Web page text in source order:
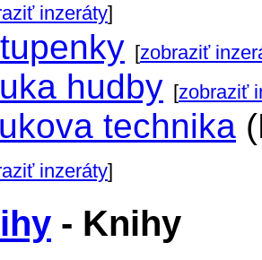
inzeráty]
[zobraziť
hudby [zobraziť
technika
inzeráty]
- Knihy